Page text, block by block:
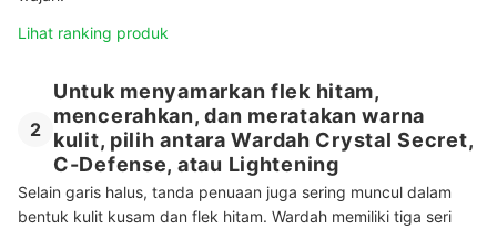
Lihat ranking produk
2
Untuk menyamarkan flek hitam,
mencerahkan, dan meratakan warna
kulit, pilih antara Wardah Crystal Secret,
C-Defense, atau Lightening
Selain garis halus, tanda penuaan juga sering muncul dalam
bentuk kulit kusam dan flek hitam. Wardah memiliki tiga seri